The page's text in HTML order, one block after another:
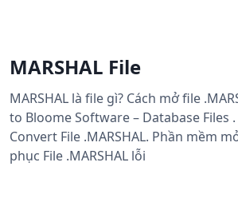
MARSHAL File
MARSHAL là file gì? Cách mở file
to Bloome Software – Database Files
Convert File .MARSHAL. Phần mềm
phục File .MARSHAL lỗi